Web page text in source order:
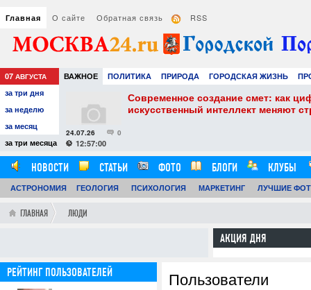
Главная О сайте Обратная связь RSS
07 АВГУСТА ВАЖНОЕ ПОЛИТИКА ПРИРОДА ГОРОДСКАЯ ЖИЗНЬ
ТЕХНОЛОГИИ
за три дня
за неделю
за месяц
за три месяца
и
0
24.07.26
12:57:00
Современное создание смет: как
искусственный интеллект меняют
НОВОСТИ СТАТЬИ ФОТО БЛОГИ
КЛУБЫ
ОБЗОРЫ
ВИДЕОРЕПОРТАЖИ
АСТРОНОМИЯ ГЕОЛОГИЯ ПСИХОЛОГИЯ МАРКЕТИНГ ЛУЧШИЕ
ГЛАВНАЯ ЛЮДИ
АКЦИЯ ДНЯ
Пользователи
РЕЙТИНГ ПОЛЬЗОВАТЕЛЕЙ